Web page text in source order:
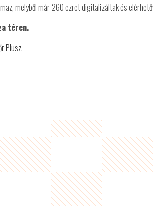
melyből már 260 ezret digitalizáltak és
téren.
Plusz.